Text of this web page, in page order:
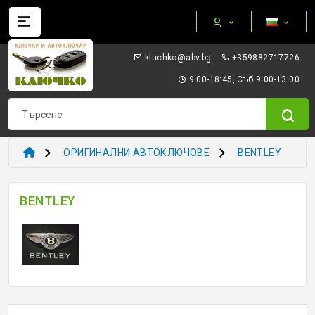
gb.vba@okhculk +359882717726
9:00-18:45, Съб:9:00-13:00
Категории
AUTEL ПРИБОРИ И ОБОРУДВАНЕ
I/O TERMINAL
KEYDIY - ПРИБОРИ КЛЮЧОВЕ ТРАНСПОНДЕРИ
ТРАНСПОНДЕР И ECU ПРИБОРИ
ТРАНСПОНДЕР ЧИПОВЕ
ЗАГОТОВКИ ДРУГИ
ОРИГИНАЛНИ АВТОКЛЮЧОВЕ BENTLEY
BENTLEY